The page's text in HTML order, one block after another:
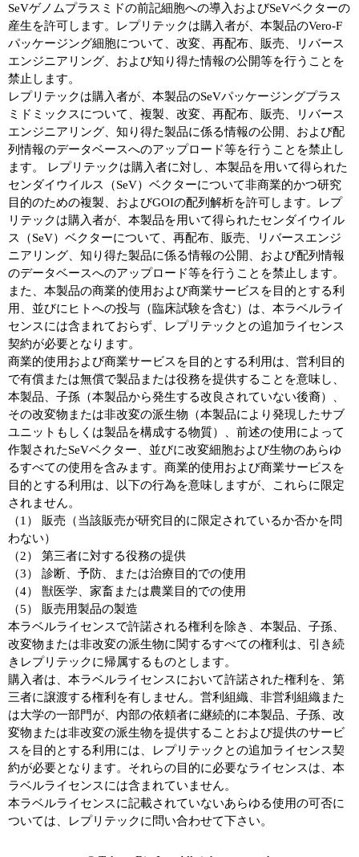
SeVゲノムプラスミドの前記細胞への導入およびSeVベクターの
産生を許可します。レプリテックは購入者が、本製品のVero-F
パッケージング細胞について、改変、再配布、販売、リバース
エンジニアリング、および知り得た情報の公開等を行うことを
禁止します。
レプリテックは購入者が、本製品のSeVパッケージングプラス
ミドミックスについて、複製、改変、再配布、販売、リバース
エンジニアリング、知り得た製品に係る情報の公開、および配
列情報のデータベースへのアップロード等を行うことを禁止し
ます。 レプリテックは購入者に対し、本製品を用いて得られた
センダイウイルス（SeV）ベクターについて非商業的かつ研究
目的のための複製、およびGOIの配列解析を許可します。レプ
リテックは購入者が、本製品を用いて得られたセンダイウイル
ス（SeV）ベクターについて、再配布、販売、リバースエンジ
ニアリング、知り得た製品に係る情報の公開、および配列情報
のデータベースへのアップロード等を行うことを禁止します。
また、本製品の商業的使用および商業サービスを目的とする利
用、並びにヒトへの投与（臨床試験を含む）は、本ラベルライ
センスには含まれておらず、レプリテックとの追加ライセンス
契約が必要となります。
商業的使用および商業サービスを目的とする利用は、営利目的
で有償または無償で製品または役務を提供することを意味し、
本製品、子孫（本製品から発生する改良されていない後裔）、
その改変物または非改変の派生物（本製品により発現したサブ
ユニットもしくは製品を構成する物質）、前述の使用によって
作製されたSeVベクター、並びに改変細胞および生物のあらゆ
るすべての使用を含みます。商業的使用および商業サービスを
目的とする利用は、以下の行為を意味しますが、これらに限定
されません。
（1） 販売（当該販売が研究目的に限定されているか否かを問
わない）
（2） 第三者に対する役務の提供
（3） 診断、予防、または治療目的での使用
（4） 獣医学、家畜または農業目的での使用
（5） 販売用製品の製造
本ラベルライセンスで許諾される権利を除き、本製品、子孫、
改変物または非改変の派生物に関するすべての権利は、引き続
きレプリテックに帰属するものとします。
購入者は、本ラベルライセンスにおいて許諾された権利を、第
三者に譲渡する権利を有しません。営利組織、非営利組織また
は大学の一部門が、内部の依頼者に継続的に本製品、子孫、改
変物または非改変の派生物を提供することおよび提供のサービ
スを目的とする利用には、レプリテックとの追加ライセンス契
約が必要となります。それらの目的に必要なライセンスは、本
ラベルライセンスには含まれていません。
本ラベルライセンスに記載されていないあらゆる使用の可否に
ついては、レプリテックに問い合わせて下さい。